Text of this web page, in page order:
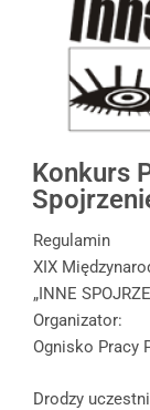
Konkurs
Regulamin
XIX
„INNE
Organizator:
Ognisko Pracy
Drodzy